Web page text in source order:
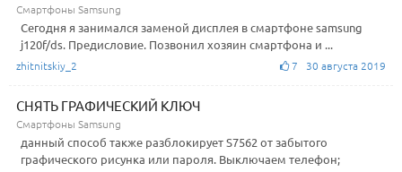
Смартфоны Samsung
Сегодня я занимался заменой дисплея в смартфоне samsung
j120f/ds. Предисловие. Позвонил хозяин смартфона и ...
zhitnitskiy_2 7 30 августа 2019
СНЯТЬ ГРАФИЧЕСКИЙ КЛЮЧ
Смартфоны Samsung
данный способ также разблокирует S7562 от забытого
графического рисунка или пароля. Выключаем телефон;